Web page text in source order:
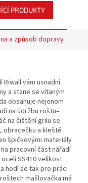
PRODUKTY
a způsob dopravy
vám usnadní
a stane se vítaným
obsahuje nejenom
na údržbu roštu–
na čištění grilu se
obracečku a kleště
špičkovými materiály
pracovní část nářadí
SS410 velikost
hodí se tak pro práci
mašlovačka má